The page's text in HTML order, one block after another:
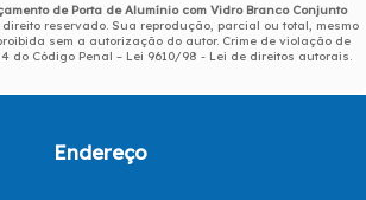
de Porta de Alumínio com Vidro Branco Conjunto
direito reservado. Sua reprodução, parcial ou total, mesmo
sem a autorização do autor. Crime de violação de
do Código Penal – Lei 9610/98 - Lei de direitos autorais
Endereço